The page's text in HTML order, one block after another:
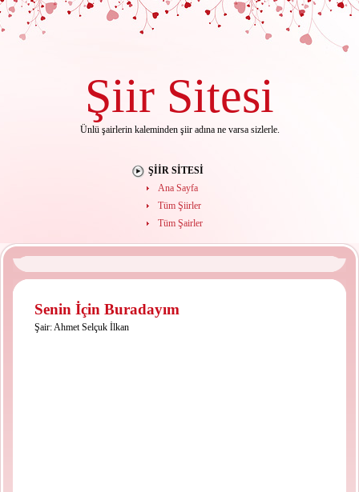
Şiir Sitesi
Ünlü şairlerin kaleminden şiir adına ne varsa sizlerle.
ŞIIR SITESI
Ana Sayfa
Tüm Şiirler
Tüm Şairler
Senin İçin Buradayım
Şair:Ahmet Selçuk İlkan